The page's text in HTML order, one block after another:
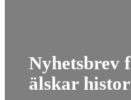
Nyhetsbrev
älskar